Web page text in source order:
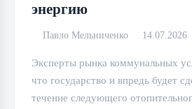
энергию
Павло Мельниченко 14.07.2026
Эксперты рынка коммунальных
что государство и впредь будет
течение следующего